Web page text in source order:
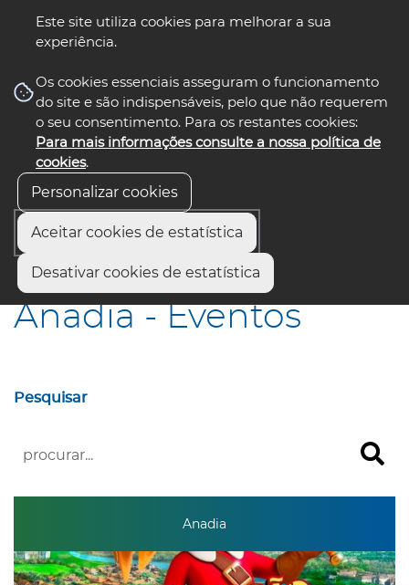
Este site utiliza cookies para melhorar a sua
experiência.
Os cookies essenciais asseguram o funcionamento
do site e são indispensáveis, pelo que não requerem
o seu consentimento. Para os restantes cookies:
Para mais informações consulte a nossa política de
cookies.
Personalizar cookies
Aceitar cookies de estatística
Desativar cookies de estatística
nos select language
Início Anadia - Eventos
Anadia - Eventos
Pesquisar
Anadia